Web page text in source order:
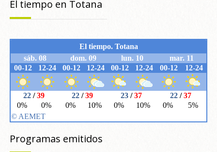
Programas emitidos
El tiempo en Totana